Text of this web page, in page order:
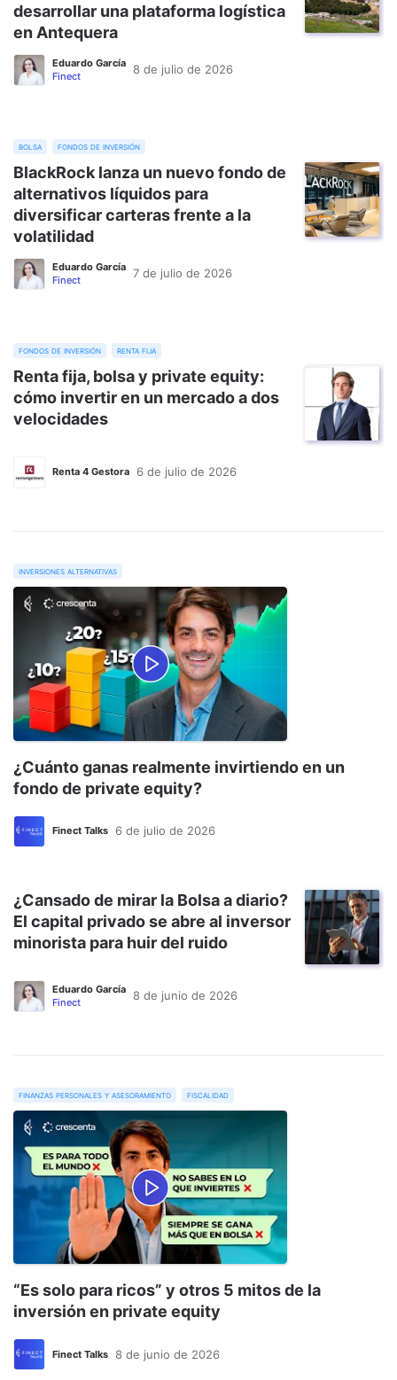
desarrollar una plataforma logística
en Antequera
Eduardo García
Finect
8 de julio de 2026
bolsa fondos de inversión
BlackRock lanza un nuevo fondo de
alternativos líquidos para
diversificar carteras frente a la
volatilidad
Eduardo García
Finect
7 de julio de 2026
fondos de inversión renta fija
Renta fija, bolsa y private equity:
cómo invertir en un mercado a dos
velocidades
Renta 4 Gestora 6 de julio de 2026
inversiones alternativas
¿Cuánto ganas realmente invirtiendo en un
fondo de private equity?
Finect Talks 6 de julio de 2026
¿Cansado de mirar la Bolsa a diario?
El capital privado se abre al inversor
minorista para huir del ruido
Eduardo García
Finect
8 de junio de 2026
finanzas personales y asesoramiento fiscalidad
“Es solo para ricos” y otros 5 mitos de la
inversión en private equity
Finect Talks 8 de junio de 2026